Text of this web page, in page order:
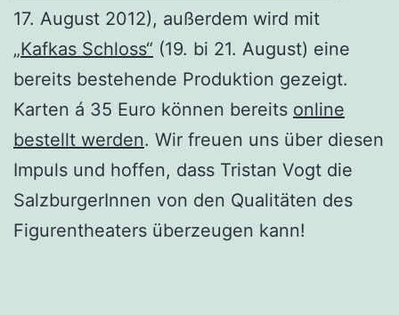
17. August 2012), außerdem wird mit
„Kafkas Schloss“ (19. bi 21. August) eine
bereits bestehende Produktion gezeigt.
Karten á 35 Euro können bereits online
bestellt werden. Wir freuen uns über diesen
Impuls und hoffen, dass Tristan Vogt die
SalzburgerInnen von den Qualitäten des
Figurentheaters überzeugen kann!